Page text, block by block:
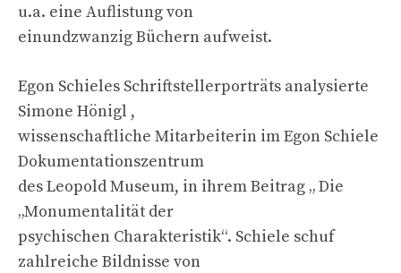
u.a. eine Auflistung von
einundzwanzig Büchern aufweist.
Egon Schieles Schriftstellerporträts analysierte
Simone Hönigl ,
wissenschaftliche Mitarbeiterin im Egon Schiele
Dokumentationszentrum
des Leopold Museum, in ihrem Beitrag „ Die
„Monumentalität der
psychischen Charakteristik“. Schiele schuf
zahlreiche Bildnisse von